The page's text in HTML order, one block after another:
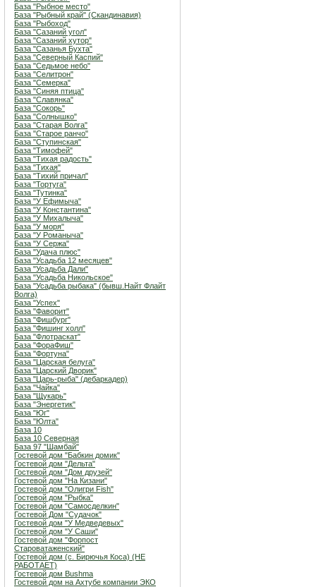
База "Рыбное место"
База "Рыбный край" (Скандинавия)
База "Рыбоход"
База "Сазаний угол"
База "Сазаний хутор"
База "Сазанья Бухта"
База "Северный Каспий"
База "Седьмое небо"
База "Селитрон"
База "Семерка"
База "Синяя птица"
База "Славянка"
База "Сокорь"
База "Солнышко"
База "Старая Волга"
База "Старое ранчо"
База "Ступинская"
База "Тимофей"
База "Тихая радость"
База "Тихая"
База "Тихий причал"
База "Тортуга"
База "Тутинка"
База "У Ефимыча"
База "У Константина"
База "У Михалыча"
База "У моря"
База "У Романыча"
База "У Сержа"
База "Удача плюс"
База "Усадьба 12 месяцев"
База "Усадьба Дали"
База "Усадьба Никольское"
База "Усадьба рыбака" (бывш.Найт Флайт
Волга)
База "Успех"
База "Фаворит"
База "Фишбург"
База "Фишинг холл"
База "Флотраскат"
База "ФораФиш"
База "Фортуна"
База "Царская белуга"
База "Царский Дворик"
База "Царь-рыба" (дебаркадер)
База "Чайка"
База "Щукарь"
База "Энергетик"
База "Юг"
База "Юлта"
База 10
База 10 Северная
База 97 "Шамбай"
Гостевой дом "Бабкин домик"
Гостевой дом "Дельта"
Гостевой дом "Дом друзей"
Гостевой дом "На Кизани"
Гостевой дом "Олигри Fish"
Гостевой дом "Рыбка"
Гостевой дом "Самосделкин"
Гостевой Дом "Судачок"
Гостевой дом "У Медведевых"
Гостевой дом "У Саши"
Гостевой дом "Форпост
Староватаженский"
Гостевой дом (с. Бирючья Коса) (НЕ
РАБОТАЕТ)
Гостевой дом Bushma
Гостевой дом на Ахтубе компании ЭКО